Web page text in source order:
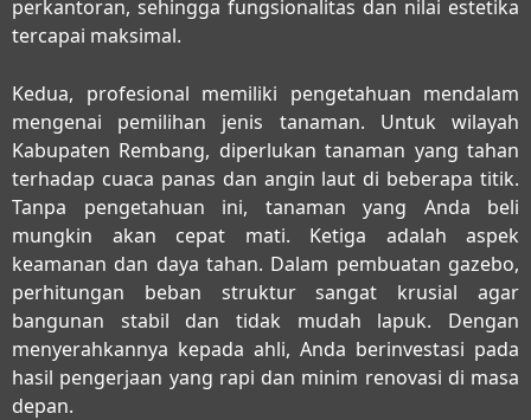
perkantoran, sehingga fungsionalitas dan nilai estetika
tercapai maksimal.
Kedua, profesional memiliki pengetahuan mendalam
mengenai pemilihan jenis tanaman. Untuk wilayah
Kabupaten Rembang, diperlukan tanaman yang tahan
terhadap cuaca panas dan angin laut di beberapa titik.
Tanpa pengetahuan ini, tanaman yang Anda beli
mungkin akan cepat mati. Ketiga adalah aspek
keamanan dan daya tahan. Dalam pembuatan gazebo,
perhitungan beban struktur sangat krusial agar
bangunan stabil dan tidak mudah lapuk. Dengan
menyerahkannya kepada ahli, Anda berinvestasi pada
hasil pengerjaan yang rapi dan minim renovasi di masa
depan.